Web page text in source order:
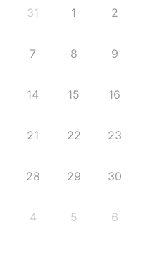
31 1 2
7 8 9
14 15 16
21 22 23
28 29 30
4 5 6